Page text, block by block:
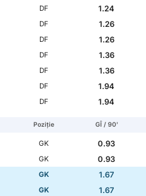
DF
1.24
DF
1.26
DF
1.26
DF
1.36
DF
1.36
DF
1.94
DF 1.94
Poziție GÎ / 90'
GK
0.93
GK
0.93
GK
1.67
GK 1.67